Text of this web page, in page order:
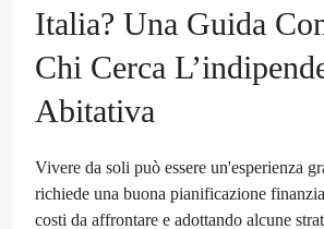
Italia? Una Guida
Chi Cerca
Abitativa
Vivere da soli può essere un'esperienza
richiede una buona pianificazione
costi da affrontare e adottando alcune